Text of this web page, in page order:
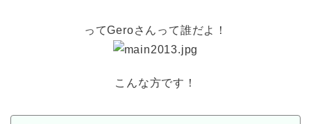
ってGeroさんって誰だよ！
こんな方です！